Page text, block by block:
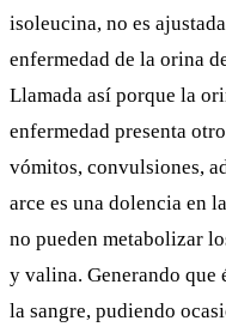
isoleucina, no es
enfermedad de la orina
Llamada así porque la
enfermedad presenta
vómitos, convulsiones,
arce es una dolencia en
no pueden metabolizar
y valina. Generando que
la sangre, pudiendo